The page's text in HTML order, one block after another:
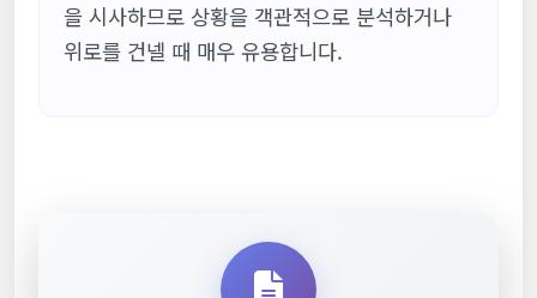
을 시사하므로 상황을 객관적으로 분석하거나
위로를 건넬 때 매우 유용합니다.